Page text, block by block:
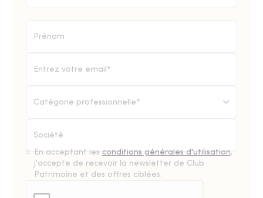
Catégorie professionnelle*
En acceptant les conditions générales d'utilisation,
j'accepte de recevoir la newsletter de Club
Patrimoine et des offres ciblées.